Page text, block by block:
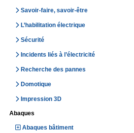
Savoir-faire, savoir-être
L’habilitation électrique
Sécurité
Incidents liés à l’électricité
Recherche des pannes
Domotique
Impression 3D
Abaques
Abaques bâtiment